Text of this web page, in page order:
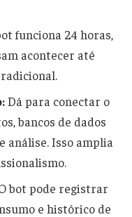
funciona 24 horas,
acontecer até
Dá para conectar o
bancos de dados
análise. Isso amplia
bot pode registrar
e histórico de